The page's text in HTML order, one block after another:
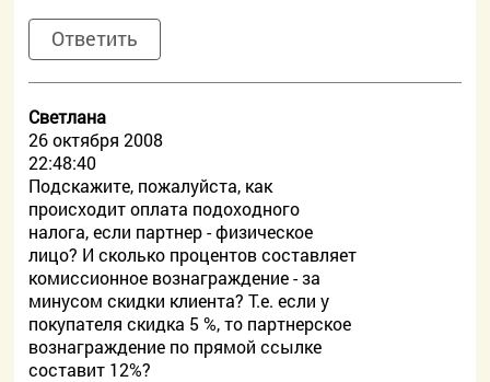
Ответить
Светлана
26 октября 2008
22:48:40
Подскажите, пожалуйста, как
происходит оплата подоходного
налога, если партнер - физическое
лицо? И сколько процентов составляет
комиссионное вознаграждение - за
минусом скидки клиента? Т.е. если у
покупателя скидка 5 %, то партнерское
вознаграждение по прямой ссылке
составит 12%?